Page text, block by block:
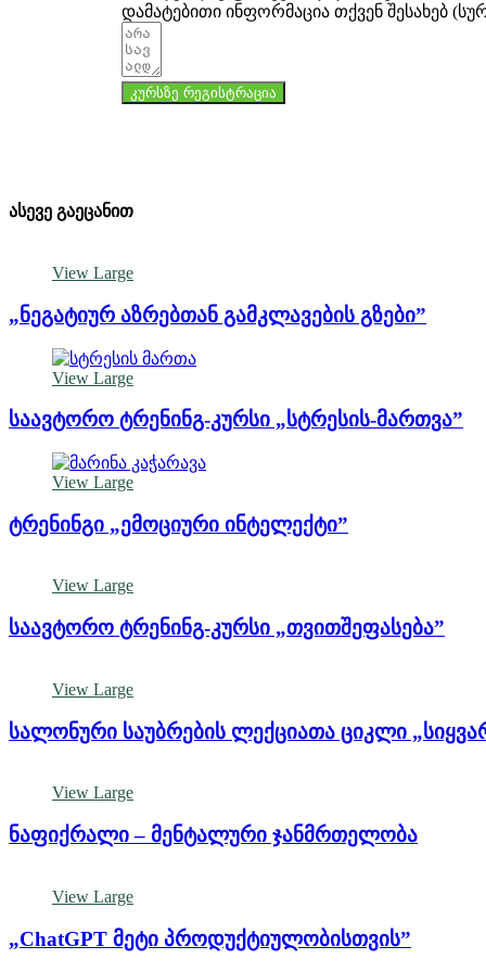
დამატებითი ინფორმაცია თქვენ შესახებ
კურსზე რეგისტრაცია
ასევე გაეცანით
View Large
„ნეგატიურ აზრებთან გამკლავების გზები”
View Large
საავტორო ტრენინგ-კურსი „სტრესის-მართვა”
View Large
ტრენინგი „ემოციური ინტელექტი”
View Large
საავტორო ტრენინგ-კურსი „თვითშეფასება”
View Large
სალონური საუბრების ლექციათა ციკლი
View Large
ნაფიქრალი – მენტალური ჯანმრთელობა
View Large
„ChatGPT მეტი პროდუქტიულობისთვის”